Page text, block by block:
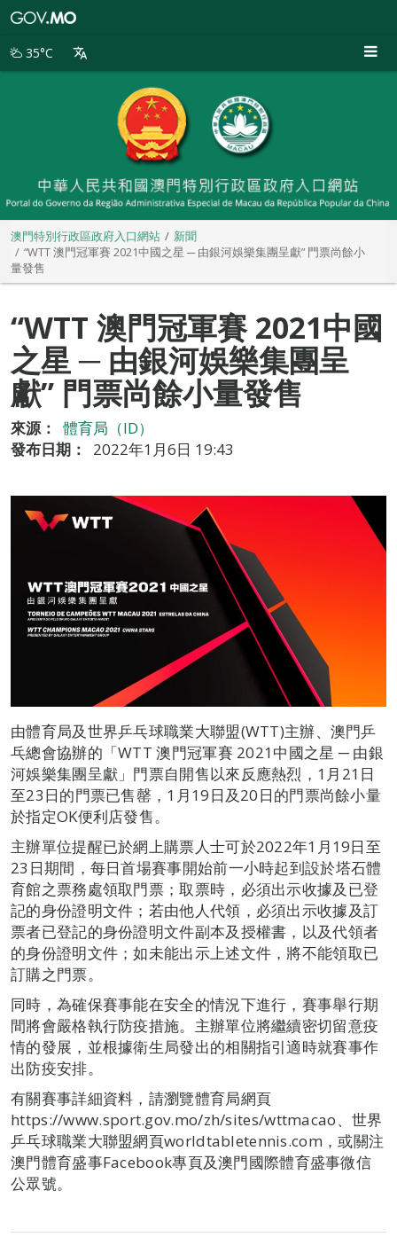
別
35°C
澳門特別行政區政府入口網站
新聞
“WTT 澳門冠軍賽 2021中國之星 ─ 由銀河娛樂集團呈獻” 門票尚餘小
量發售
“WTT 澳門冠軍賽 2021中國
之星 ─ 由銀河娛樂集團呈
獻” 門票尚餘小量發售
來源：
體育局（ID）
發布日期：
2022年1月6日 19:43
由體育局及世界乒乓球職業大聯盟(WTT)主辦、澳門乒
乓總會協辦的「WTT 澳門冠軍賽 2021中國之星 ─ 由銀
河娛樂集團呈獻」門票自開售以來反應熱烈，1月21日
至23日的門票已售罄，1月19日及20日的門票尚餘小量
於指定OK便利店發售。
主辦單位提醒已於網上購票人士可於2022年1月19日至
23日期間，每日首場賽事開始前一小時起到設於塔石體
育館之票務處領取門票；取票時，必須出示收據及已登
記的身份證明文件；若由他人代領，必須出示收據及訂
票者已登記的身份證明文件副本及授權書，以及代領者
的身份證明文件；如未能出示上述文件，將不能領取已
訂購之門票。
同時，為確保賽事能在安全的情況下進行，賽事舉行期
間將會嚴格執行防疫措施。主辦單位將繼續密切留意疫
情的發展，並根據衛生局發出的相關指引適時就賽事作
出防疫安排。
有關賽事詳細資料，請瀏覽體育局網頁
https://www.sport.gov.mo/zh/sites/wttmacao、世界
乒乓球職業大聯盟網頁worldtabletennis.com，或關注
澳門體育盛事Facebook專頁及澳門國際體育盛事微信
公眾號。